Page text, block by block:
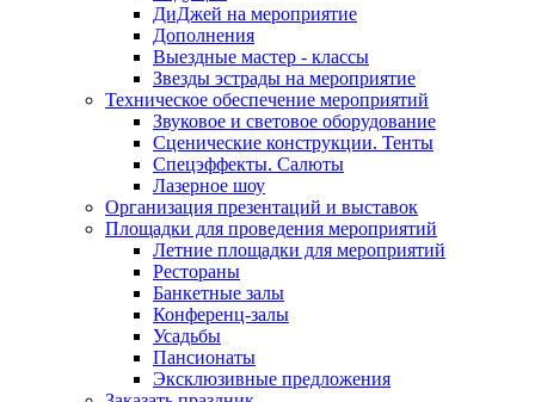
ДиДжей на мероприятие
Дополнения
Выездные мастер - классы
Звезды эстрады на мероприятие
Техническое обеспечение мероприятий
Звуковое и световое оборудование
Сценические конструкции. Тенты
Спецэффекты. Салюты
Лазерное шоу
Организация презентаций и выставок
Площадки для проведения мероприятий
Летние площадки для мероприятий
Рестораны
Банкетные залы
Конференц-залы
Усадьбы
Пансионаты
Эксклюзивные предложения